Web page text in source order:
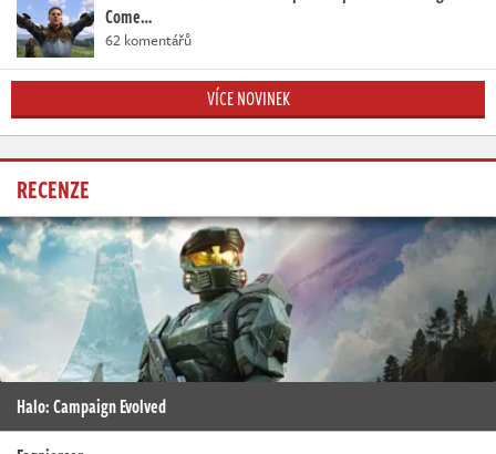
Come…
62 komentářů
VÍCE NOVINEK
RECENZE
Halo: Campaign Evolved